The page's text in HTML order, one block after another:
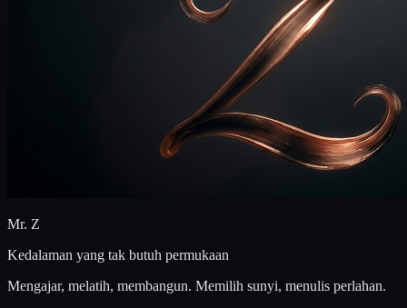
Mr. Z
Kedalaman yang tak butuh permukaan
Mengajar, melatih, membangun. Memilih sunyi, menulis perlahan.